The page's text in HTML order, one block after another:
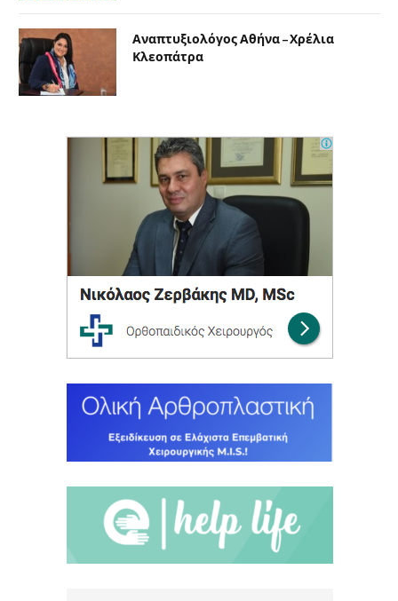
Αναπτυξιολόγος Αθήνα – Χρέλια
Κλεοπάτρα